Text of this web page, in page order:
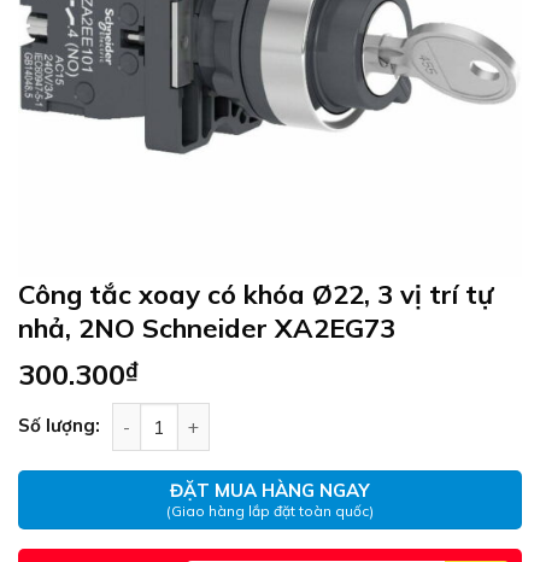
Công tắc xoay có khóa Ø22, 3 vị trí tự
nhả, 2NO Schneider XA2EG73
300.300₫
Số lượng:
ĐẶT MUA HÀNG NGAY
(Giao hàng lắp đặt toàn quốc)